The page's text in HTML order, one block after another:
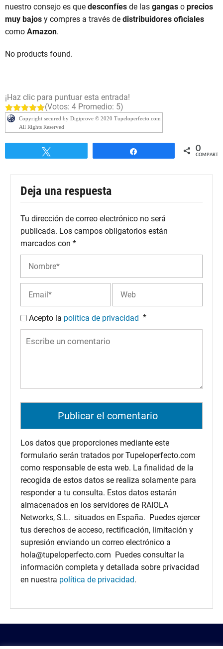
nuestro consejo es que desconfíes de las gangas o precios
muy bajos y compres a través de distribuidores oficiales
como Amazon.
No products found.
¡Haz clic para puntuar esta entrada!
(Votos: 4 Promedio: 5)
Copyright secured by Digiprove © 2020 Tupeloperfecto.com
All Rights Reserved
0
COMPARTIR
Deja una respuesta
Tu dirección de correo electrónico no será
publicada. Los campos obligatorios están
marcados con *
Acepto la política de privacidad *
Los datos que proporciones mediante este
formulario serán tratados por Tupeloperfecto.com
como responsable de esta web. La finalidad de la
recogida de estos datos se realiza solamente para
responder a tu consulta. Estos datos estarán
almacenados en los servidores de RAIOLA
Networks, S.L. situados en España. Puedes ejercer
tus derechos de acceso, rectificación, limitación y
supresión enviando un correo electrónico a
hola@tupeloperfecto.com Puedes consultar la
información completa y detallada sobre privacidad
en nuestra política de privacidad.